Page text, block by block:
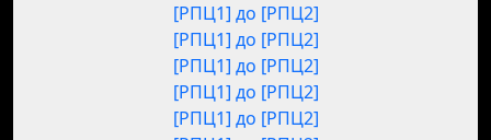
[РПЦ1] до [РПЦ2]
[РПЦ1] до [РПЦ2]
[РПЦ1] до [РПЦ2]
[РПЦ1] до [РПЦ2]
[РПЦ1] до [РПЦ2]